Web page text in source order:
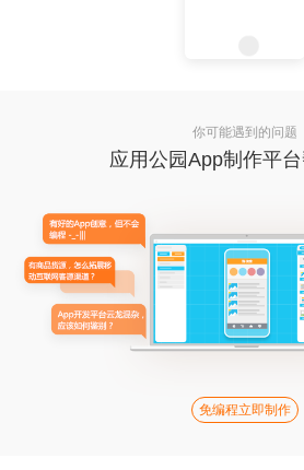
你可能遇到的问题
应用公园App制作平
免编程立即制作